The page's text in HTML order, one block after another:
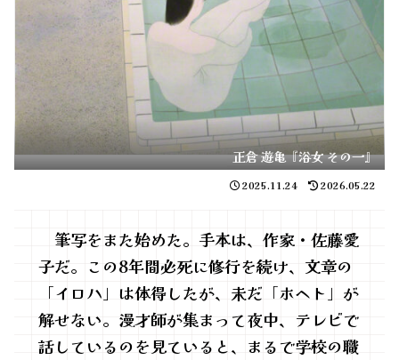
正倉 遊亀『浴女 その一』
2025.11.24 2026.05.22
筆写をまた始めた。手本は、作家・佐藤愛
子だ。この8年間必死に修行を続け、文章の
「イロハ」は体得したが、未だ「ホヘト」が
解せない。漫才師が集まって夜中、テレビで
話しているのを見ていると、まるで学校の職